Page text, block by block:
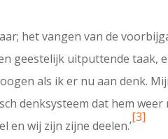
het vangen van de
geestelijk uitputtende taak,
als ik er nu aan denk.
denksysteem dat hem
en wij zijn zijne deelen.’
[3]